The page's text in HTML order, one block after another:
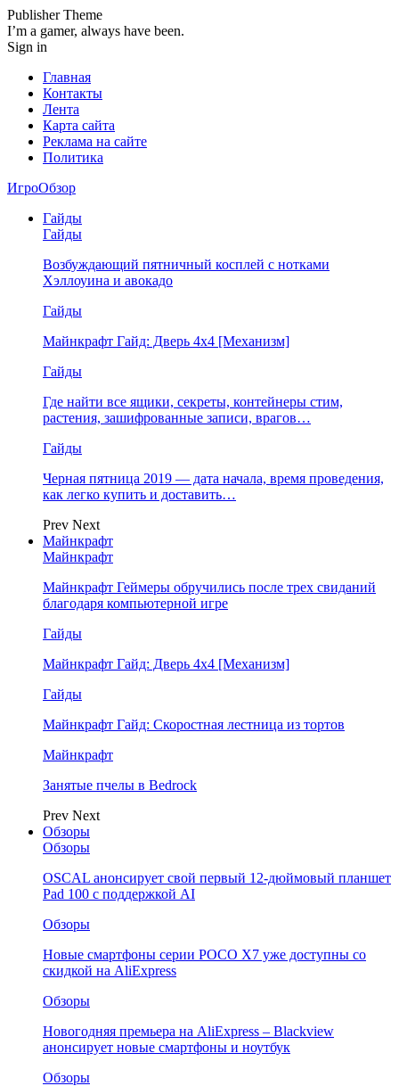
Publisher Theme
I’m a gamer, always have been.
Sign in
Главная
Контакты
Лента
Карта сайта
Реклама на сайте
Политика
ИгроОбзор
Гайды
Гайды
Возбуждающий пятничный косплей с нотками
Хэллоуина и авокадо
Гайды
Майнкрафт Гайд: Дверь 4х4 [Механизм]
Гайды
Где найти все ящики, секреты, контейнеры стим,
растения, зашифрованные записи, врагов…
Гайды
Черная пятница 2019 — дата начала, время проведения,
как легко купить и доставить…
Prev Next
Майнкрафт
Майнкрафт
Майнкрафт Геймеры обручились после трех свиданий
благодаря компьютерной игре
Гайды
Майнкрафт Гайд: Дверь 4х4 [Механизм]
Гайды
Майнкрафт Гайд: Скоростная лестница из тортов
Майнкрафт
Занятые пчелы в Bedrock
Prev Next
Обзоры
Обзоры
OSCAL анонсирует свой первый 12-дюймовый планшет
Pad 100 с поддержкой AI
Обзоры
Новые смартфоны серии POCO X7 уже доступны со
скидкой на AliExpress
Обзоры
Новогодняя премьера на AliExpress – Blackview
анонсирует новые смартфоны и ноутбук
Обзоры